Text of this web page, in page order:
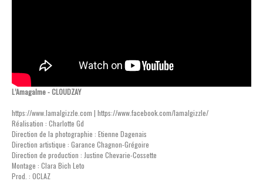
L’Amagalme - CLOUDZAY
https://www.lamalgizzle.com | https://www.facebook.com/lamalgizzle/
Réalisation : Charlotte Gd
Direction de la photographie : Etienne Dagenais
Direction artistique : Garance Chagnon-Grégoire
Direction de production : Justine Chevarie-Cossette
Montage : Clara Bich Leto
Prod. : OCLAZ